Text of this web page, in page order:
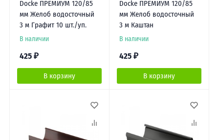
Docke ПРЕМИУМ 120/85
мм Желоб водосточный
3 м Графит 10 шт./уп.
В наличии
425 ₽
В корзину
Docke ПРЕМИУМ 120/85
мм Желоб водосточный
3 м Каштан
В наличии
425 ₽
В корзину